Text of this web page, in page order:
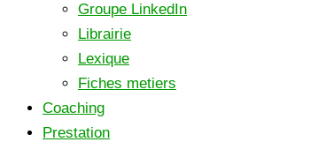
Groupe LinkedIn
Librairie
Lexique
Fiches metiers
Coaching
Prestation